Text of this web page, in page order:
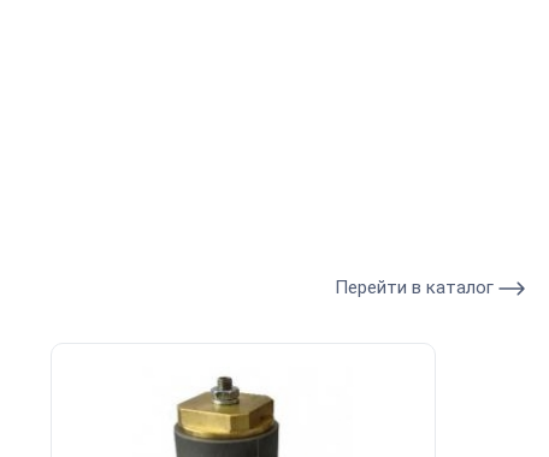
Перейти в каталог